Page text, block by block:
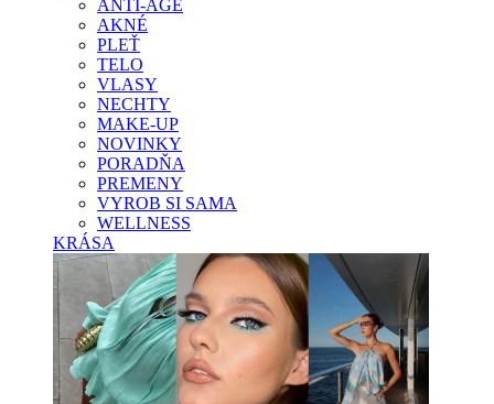
ANTI-AGE
AKNÉ
PLEŤ
TELO
VLASY
NECHTY
MAKE-UP
NOVINKY
PORADŇA
PREMENY
VYROB SI SAMA
WELLNESS
KRÁSA